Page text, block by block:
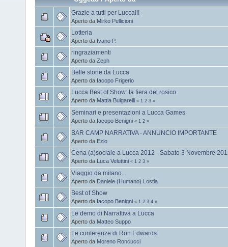
Grazie a tutti per Lucca!!!
Aperto da Mirko Pellicioni
Lotteria
Aperto da Ivano P.
ringraziamenti
Aperto da Zeph
Belle storie da Lucca
Aperto da Iacopo Frigerio
Lucca Best of Show: la fiera del rosico.
Aperto da Mattia Bulgarelli « 1 2 3 »
Seminari e presentazioni a Lucca Games
Aperto da Iacopo Benigni « 1 2 »
BAR CAMP NARRATIVA - ANNUNCIO IMPORTANTE
Aperto da Ezio
Cena (a)sociale a Lucca 2012 - Sabato 3 Novembre
Aperto da Luca Veluttini « 1 2 3 »
Viaggio da milano...
Aperto da Daniele (Humano) Lostia
Best of Show
Aperto da Iacopo Benigni « 1 2 3 4 »
Le demo di Narrattiva a Lucca
Aperto da Matteo Suppo
Le conferenze di Ron Edwards
Aperto da Moreno Roncucci